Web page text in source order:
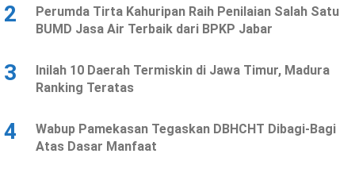
2
Perumda Tirta Kahuripan Raih Penilaian Salah Satu
BUMD Jasa Air Terbaik dari BPKP Jabar
3
Inilah 10 Daerah Termiskin di Jawa Timur, Madura
Ranking Teratas
4
Wabup Pamekasan Tegaskan DBHCHT Dibagi-Bagi
Atas Dasar Manfaat